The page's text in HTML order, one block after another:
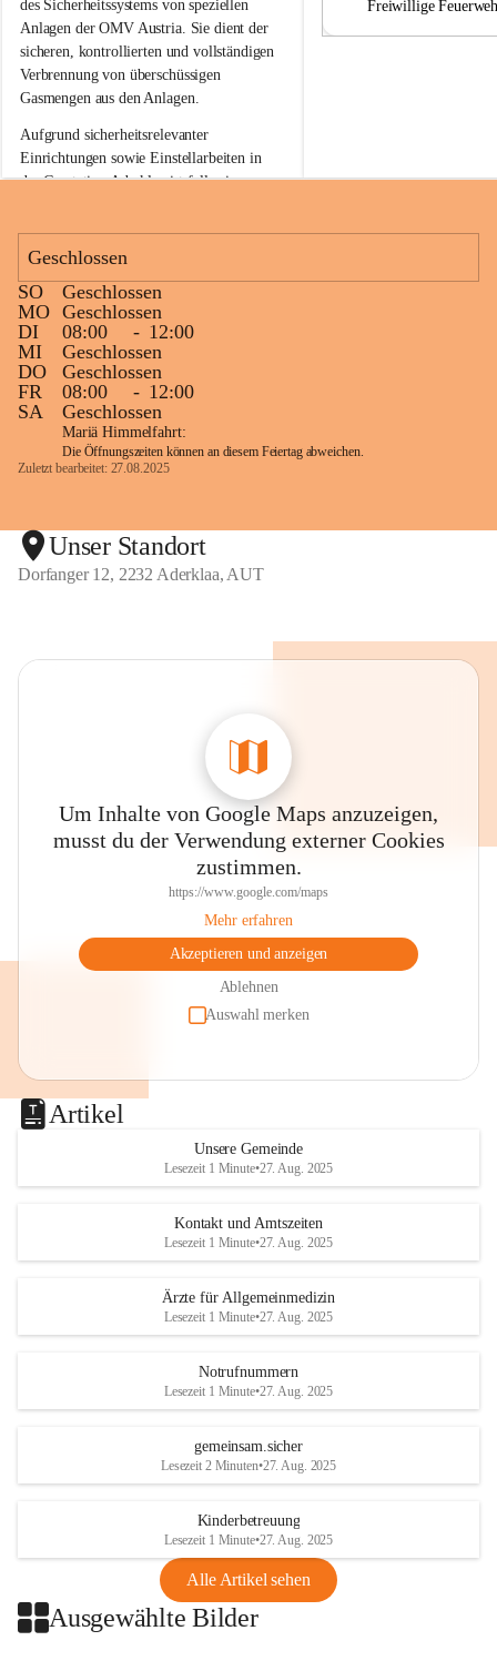
a
des Sicherheitssystems von speziellen
Anlagen der OMV Austria. Sie dient der
sicheren, kontrollierten und vollständigen
Verbrennung von überschüssigen
Gasmengen aus den Anlagen.
Aufgrund sicherheitsrelevanter
Einrichtungen sowie Einstellarbeiten in
der Gasstation Aderklaa ist fallweise
kommenden Tagen und Wochen wird
sein.
Die OMV Austria ist bemüht, für die
Bevölkerung ungewohnte, jedoch
technisch notwendige Betriebszustände so
kurz wie möglich zu halten.
Wir bitten daher die umliegende
Bevölkerung um Verständnis.
Glück Auf!
OMV Austria Exploration & Production
Anrainerservice
Sehr geehrte Damen und Herren!
Die OMV wird im Zuge von
Wartungsarbeiten
am Montag, 10. August 2026 auf der
Flammenerscheinungen kommen.
Mitarbeiter der OMV sind vor Ort und
haben alle Sicherheitsvorkehrungen
Danke für Ihr Verständnis.
Alarmdienst
OMV AustriaExploration & Production
omv.alarmdienst@kontraktor.at
http://www.omv.com
Freiwillige
Geschlossen
SO
Geschlossen
MO Geschlossen
DI
08:00 - 12:00
MI
Geschlossen
DO
Geschlossen
FR
08:00 - 12:00
SA
Geschlossen
Mariä Himmelfahrt:
Die Öffnungszeiten können an diesem Feiertag abweichen.
Zuletzt bearbeitet: 27.08.2025
Unser Standort
Dorfanger 12, 2232 Aderklaa, AUT
Um Inhalte von Google Maps anzuzeigen,
musst du der Verwendung externer Cookies
zustimmen.
https://www.google.com/maps
Mehr erfahren
Akzeptieren und anzeigen
Ablehnen
Auswahl merken
Artikel
Unsere Gemeinde
Lesezeit 1 Minute•27. Aug. 2025
Kontakt und Amtszeiten
Lesezeit 1 Minute•27. Aug. 2025
Ärzte für Allgemeinmedizin
Lesezeit 1 Minute•27. Aug. 2025
Notrufnummern
Lesezeit 1 Minute•27. Aug. 2025
gemeinsam.sicher
Lesezeit 2 Minuten•27. Aug. 2025
Kinderbetreuung
Lesezeit 1 Minute•27. Aug. 2025
Alle Artikel sehen
Ausgewählte Bilder